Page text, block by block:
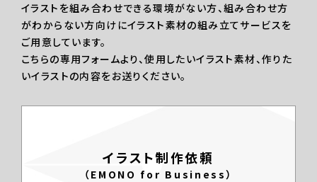
イラストを組み合わせできる環境がない方、組み合わせ方
がわからない方向けにイラスト素材の組み立てサービスを
ご用意しています。
こちらの専用フォームより、使用したいイラスト素材、作りた
いイラストの内容をお送りください。
イラスト制作依頼
（EMONO for Business）